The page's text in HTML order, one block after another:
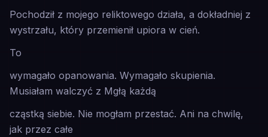
Pochodził z mojego reliktowego działa, a dokładniej z
wystrzału, który przemienił upiora w cień.
To
wymagało opanowania. Wymagało skupienia.
Musiałam walczyć z Mgłą każdą
cząstką siebie. Nie mogłam przestać. Ani na chwilę,
jak przez całe